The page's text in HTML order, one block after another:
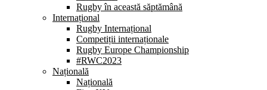
Rugby în această săptămână
Internațional
Rugby Internațional
Competiții internaționale
Rugby Europe Championship
#RWC2023
Națională
Națională